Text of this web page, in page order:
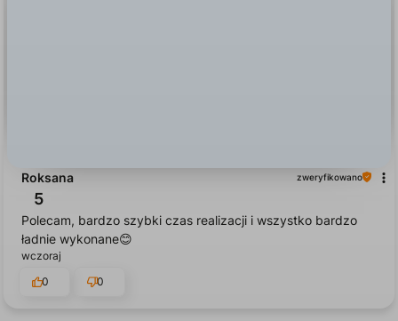
Roksana zweryfikowano
5
Polecam, bardzo szybki czas realizacji i wszystko bardzo
ładnie wykonane😊
wczoraj
0
0